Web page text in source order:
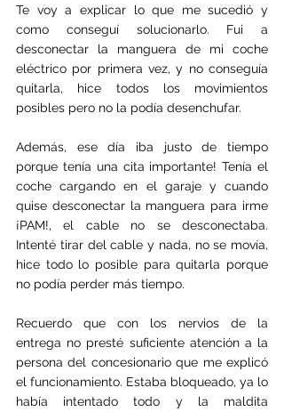
Te voy a explicar lo que me sucedió y
como conseguí solucionarlo.
Fui a
desconectar la manguera de mi coche
eléctrico por primera vez, y no conseguía
quitarla, hice todos los movimientos
posibles pero no la podía desenchufar.
Además, ese día iba justo de tiempo
porque tenía una cita importante! Tenía el
coche cargando en el garaje y cuando
quise desconectar la manguera para irme
¡PAM!, el cable no se desconectaba.
Intenté tirar del cable y nada, no se movía,
hice todo lo posible para quitarla porque
no podía perder más tiempo.
Recuerdo que con los nervios de la
entrega no presté suficiente atención a la
persona del concesionario que me explicó
el funcionamiento. Estaba bloqueado, ya lo
había intentado todo y la maldita